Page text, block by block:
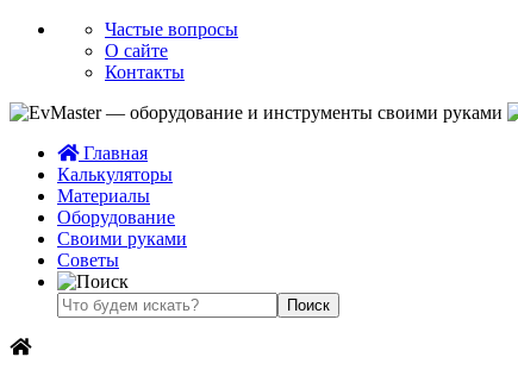
Частые вопросы
О сайте
Контакты
Главная
Калькуляторы
Материалы
Оборудование
Своими руками
Советы